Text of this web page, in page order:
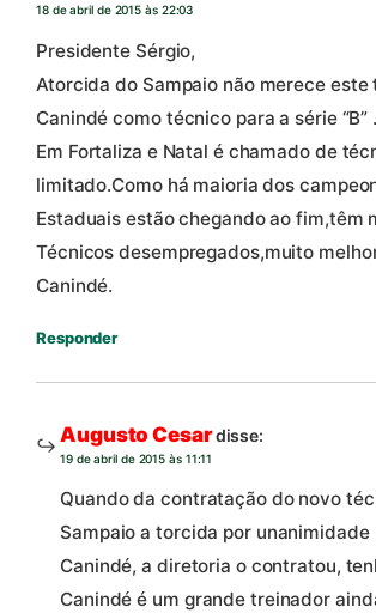
18 de abril de 2015 às 22:03
Presidente Sérgio,
Atorcida do Sampaio não merece este
Canindé como técnico para a série “B” .
Em Fortaliza e Natal é chamado de
limitado.Como há maioria dos
Estaduais estão chegando ao fim,têm
Técnicos desempregados,muito
Canindé.
Responder
Augusto Cesardisse:
19 de abril de 2015 às 11:11
Quando da contratação do novo
Sampaio a torcida por unanimidade
Canindé, a diretoria o contratou,
Canindé é um grande treinador